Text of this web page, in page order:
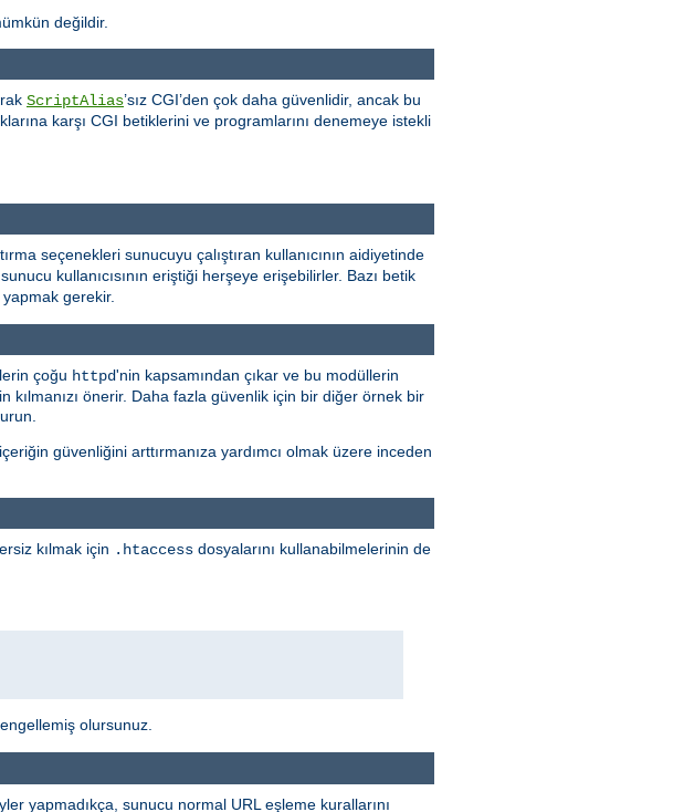
değildir.
ScriptAlias’sız CGI’den çok daha güvenlidir, ancak bu
karşı CGI betiklerini ve programlarını denemeye istekli
seçenekleri sunucuyu çalıştıran kullanıcının aidiyetinde
kullanıcısının eriştiği herşeye erişebilirler. Bazı betik
yapmak gerekir.
çoğu httpd'nin kapsamından çıkar ve bu modüllerin
kılmanızı önerir. Daha fazla güvenlik için bir diğer örnek bir
güvenliğini arttırmanıza yardımcı olmak üzere inceden
kılmak için .htaccess dosyalarını kullanabilmelerinin de
engellemiş olursunuz.
yapmadıkça, sunucu normal URL eşleme kurallarını